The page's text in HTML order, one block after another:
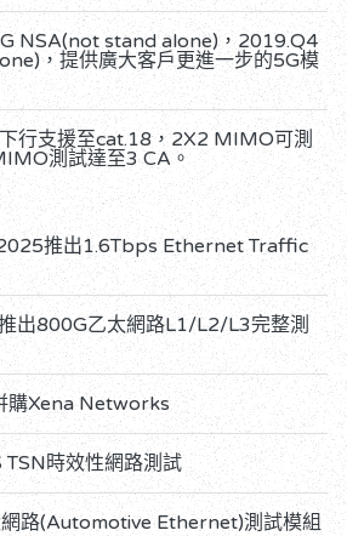
NSA(not stand alone)，2019.Q4
，提供廣大客戶更進一步的5G模
行支援至cat.18，2X2 MIMO可測
測試達至3 CA。
推出1.6Tbps Ethernet Traffic
出800G乙太網路L1/L2/L3完整測
購Xena Networks
時效性網路測試
路(Automotive Ethernet)測試模組